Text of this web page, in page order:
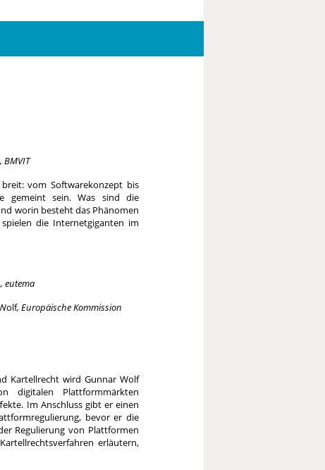
, BMVIT
vom Softwarekonzept bis
gemeint sein. Was sind die
worin besteht das Phänomen
die Internetgiganten im
, eutema
, Europäische Kommission
Kartellrecht wird Gunnar Wolf
digitalen Plattformmärkten
Im Anschluss gibt er einen
bevor er die
Regulierung von Plattformen
erläutern,